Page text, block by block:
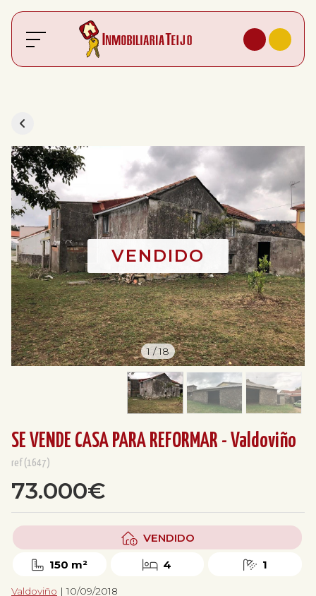
1 /18
SE VENDE CASA PARA REFORMAR - Valdoviño
ref(1647)
73.000€
VENDIDO
150 m² 4 1
Valdoviño | 10/09/2018